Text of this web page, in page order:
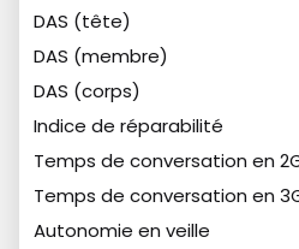
DAS (tête)
DAS (membre)
DAS (corps)
Indice de réparabilité
Temps de conversation en
Temps de conversation en
Autonomie en veille